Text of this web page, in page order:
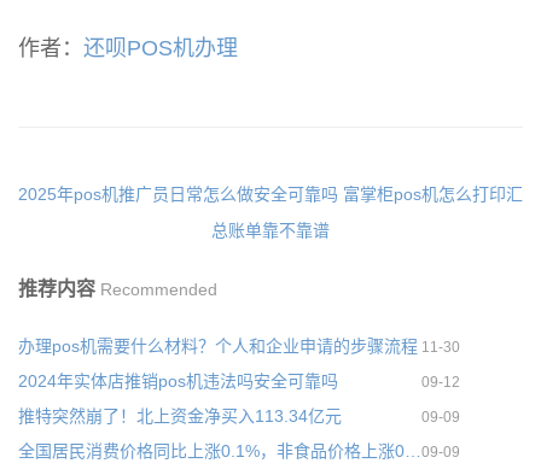
作者： 还呗POS机办理
2025年pos机推广员日常怎么做安全可靠吗 富掌柜pos机怎么打印汇
总账单靠不靠谱
推荐内容 Recommended
办理pos机需要什么材料？个人和企业申请的步骤流程 11-30
2024年实体店推销pos机违法吗安全可靠吗 09-12
推特突然崩了！北上资金净买入113.34亿元 09-09
09-09